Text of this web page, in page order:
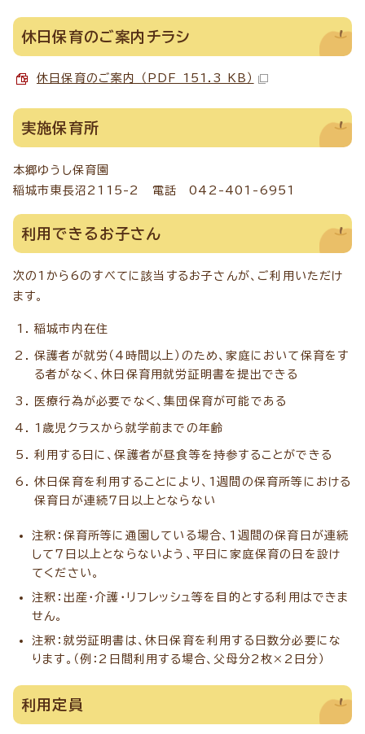
休日保育のご案内チラシ
休日保育のご案内 （PDF 151.3 KB）
実施保育所
本郷ゆうし保育園
稲城市東長沼2115-2 電話 042-401-6951
利用できるお子さん
次の1から6のすべてに該当するお子さんが、ご利用いただけ
ます。
稲城市内在住
保護者が就労（4時間以上）のため、家庭において保育をす
る者がなく、休日保育用就労証明書を提出できる
医療行為が必要でなく、集団保育が可能である
1歳児クラスから就学前までの年齢
利用する日に、保護者が昼食等を持参することができる
休日保育を利用することにより、1週間の保育所等における
保育日が連続7日以上とならない
注釈：保育所等に通園している場合、1週間の保育日が連続
して7日以上とならないよう、平日に家庭保育の日を設け
てください。
注釈：出産・介護・リフレッシュ等を目的とする利用はできま
せん。
注釈：就労証明書は、休日保育を利用する日数分必要にな
ります。（例：2日間利用する場合、父母分2枚×2日分）
利用定員